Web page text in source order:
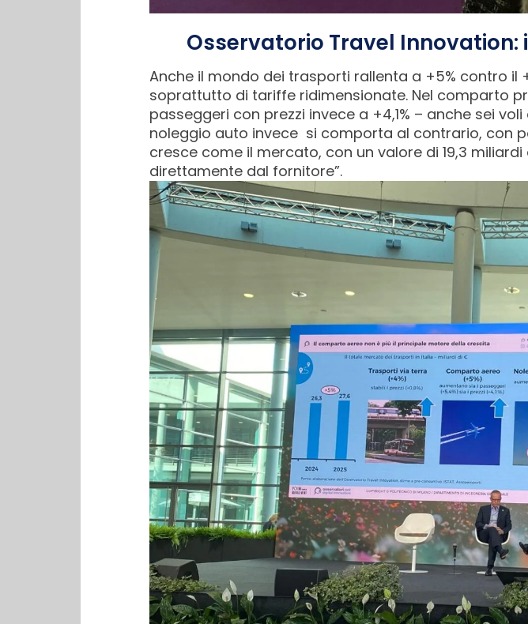
Osservatorio Travel
Anche il mondo dei trasporti rallenta a +5% contro il
soprattutto di tariffe ridimensionate. Nel comparto
passeggeri con prezzi invece a +4,1% – anche sei
noleggio auto invece si comporta al contrario, con
cresce come il mercato, con un valore di 19,3
direttamente dal fornitore”.